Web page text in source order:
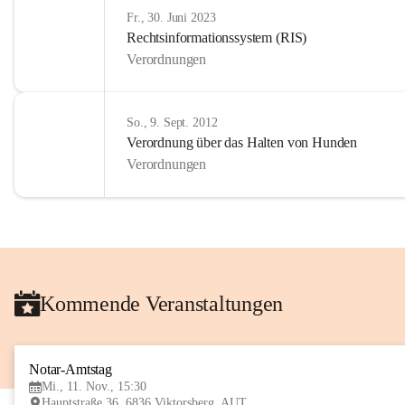
Fr., 30. Juni 2023
Rechtsinformationssystem (RIS)
Verordnungen
So., 9. Sept. 2012
Verordnung über das Halten von Hunden
Verordnungen
Kommende Veranstaltungen
Notar-Amtstag
Mi., 11. Nov., 15:30